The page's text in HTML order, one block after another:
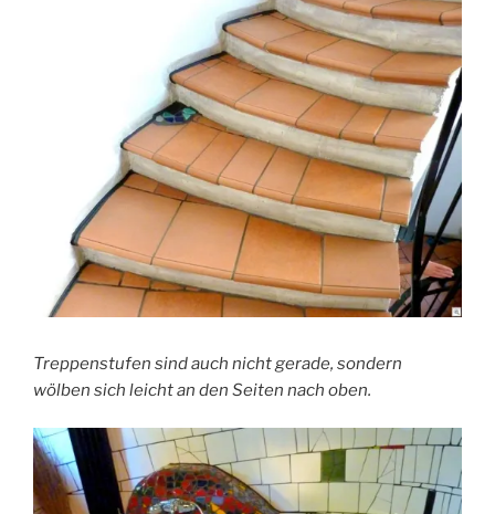
Treppenstufen sind auch nicht gerade, sondern
wölben sich leicht an den Seiten nach oben.